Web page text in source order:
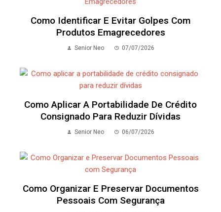
Como Identificar E Evitar Golpes Com
Produtos Emagrecedores
Senior Neo 07/07/2026
Como Aplicar A Portabilidade De Crédito
Consignado Para Reduzir Dívidas
Senior Neo 06/07/2026
Como Organizar E Preservar Documentos
Pessoais Com Segurança